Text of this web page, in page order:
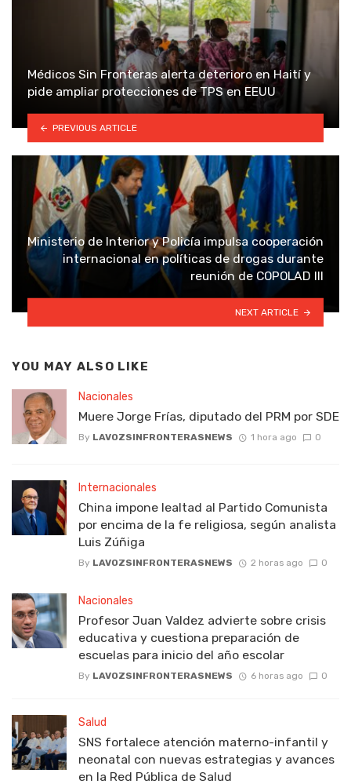
Médicos Sin Fronteras alerta deterioro en Haití y
pide ampliar protecciones de TPS en EEUU
PREVIOUS ARTICLE
Ministerio de Interior y Policía impulsa cooperación
internacional en políticas de drogas durante
reunión de COPOLAD III
NEXT ARTICLE
YOU MAY ALSO LIKE
Nacionales
Muere Jorge Frías, diputado del PRM por SDE
By LAVOZSINFRONTERASNEWS 1 hora ago 0
Internacionales
China impone lealtad al Partido Comunista
por encima de la fe religiosa, según analista
Luis Zúñiga
By LAVOZSINFRONTERASNEWS 2 horas ago 0
Nacionales
Profesor Juan Valdez advierte sobre crisis
educativa y cuestiona preparación de
escuelas para inicio del año escolar
By LAVOZSINFRONTERASNEWS 6 horas ago 0
Salud
SNS fortalece atención materno-infantil y
neonatal con nuevas estrategias y avances
en la Red Pública de Salud